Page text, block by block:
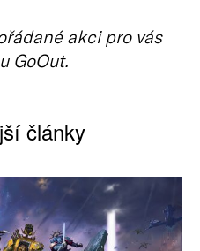
akci pro vás
GoOut.
články